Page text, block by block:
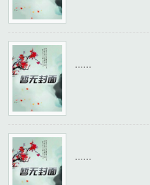
......
......